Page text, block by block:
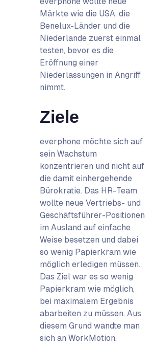
Märkte wie die USA, die
Benelux-Länder und die
Niederlande zuerst einmal
testen, bevor es die
Eröffnung einer
Niederlassungen in Angriff
nimmt.
Ziele
everphone möchte sich auf
sein Wachstum
konzentrieren und nicht auf
die damit einhergehende
Bürokratie. Das HR-Team
wollte neue Vertriebs- und
Geschäftsführer-Positionen
im Ausland auf einfache
Weise besetzen und dabei
so wenig Papierkram wie
möglich erledigen müssen.
Das Ziel war es so wenig
Papierkram wie möglich,
bei maximalem Ergebnis
abarbeiten zu müssen. Aus
diesem Grund wandte man
sich an WorkMotion.